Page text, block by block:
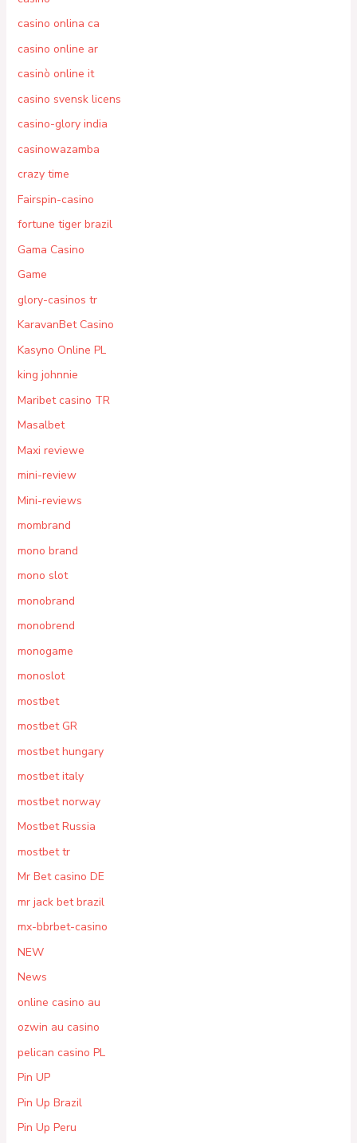
casino onlina ca
casino online ar
casinò online it
casino svensk licens
casino-glory india
casinowazamba
crazy time
Fairspin-casino
fortune tiger brazil
Gama Casino
Game
glory-casinos tr
KaravanBet Casino
Kasyno Online PL
king johnnie
Maribet casino TR
Masalbet
Maxi reviewe
mini-review
Mini-reviews
mombrand
mono brand
mono slot
monobrand
monobrend
monogame
monoslot
mostbet
mostbet GR
mostbet hungary
mostbet italy
mostbet norway
Mostbet Russia
mostbet tr
Mr Bet casino DE
mr jack bet brazil
mx-bbrbet-casino
NEW
News
online casino au
ozwin au casino
pelican casino PL
Pin UP
Pin Up Brazil
Pin Up Peru